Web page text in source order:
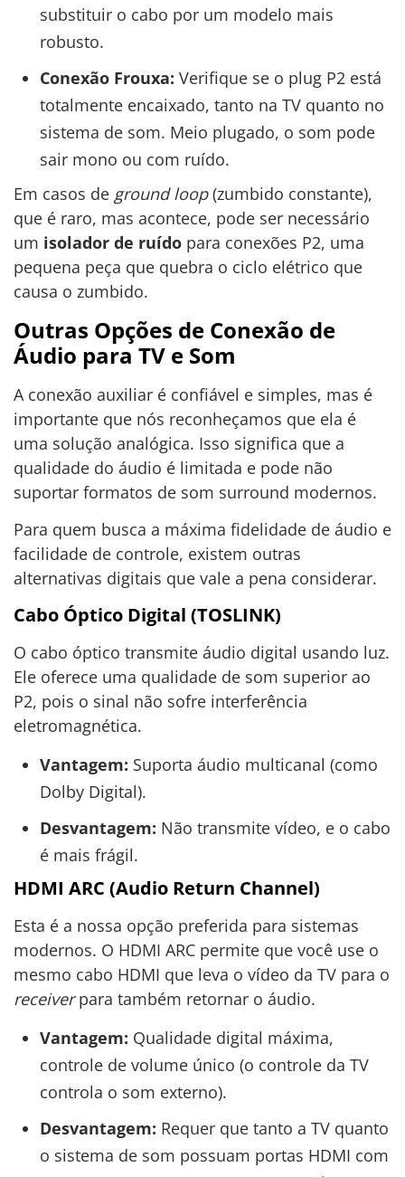
substituir o cabo por um modelo mais
robusto.
Conexão Frouxa: Verifique se o plug P2 está
totalmente encaixado, tanto na TV quanto no
sistema de som. Meio plugado, o som pode
sair mono ou com ruído.
Em casos de ground loop(zumbido constante),
que é raro, mas acontece, pode ser necessário
um isolador de ruído para conexões P2, uma
pequena peça que quebra o ciclo elétrico que
causa o zumbido.
Outras Opções de Conexão de
Áudio para TV e Som
A conexão auxiliar é confiável e simples, mas é
importante que nós reconheçamos que ela é
uma solução analógica. Isso significa que a
qualidade do áudio é limitada e pode não
suportar formatos de som surround modernos.
Para quem busca a máxima fidelidade de áudio e
facilidade de controle, existem outras
alternativas digitais que vale a pena considerar.
Cabo Óptico Digital (TOSLINK)
O cabo óptico transmite áudio digital usando luz.
Ele oferece uma qualidade de som superior ao
P2, pois o sinal não sofre interferência
eletromagnética.
Vantagem: Suporta áudio multicanal (como
Dolby Digital).
Desvantagem: Não transmite vídeo, e o cabo
é mais frágil.
HDMI ARC (Audio Return Channel)
Esta é a nossa opção preferida para sistemas
modernos. O HDMI ARC permite que você use o
mesmo cabo HDMI que leva o vídeo da TV para o
receiverpara também retornar o áudio.
Vantagem: Qualidade digital máxima,
controle de volume único (o controle da TV
controla o som externo).
Desvantagem: Requer que tanto a TV quanto
o sistema de som possuam portas HDMI com